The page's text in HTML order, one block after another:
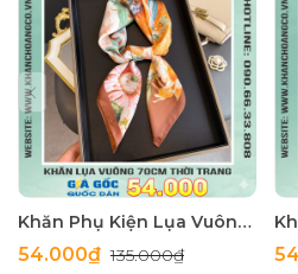
Khăn Phụ Kiện Lụa Vuông 70cm - Thế Giới Khăn Đẹp C1062_4
54.000₫135.000₫